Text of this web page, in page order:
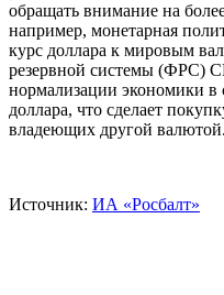
обращать внимание на
например, монетарная
курс доллара к мировым
резервной системы (ФРС)
нормализации экономики в
доллара, что сделает
владеющих другой валютой.
Источник: ИА «Росбалт»